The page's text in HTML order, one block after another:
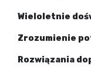
Wieloletnie
Zrozumienie
Rozwiązania